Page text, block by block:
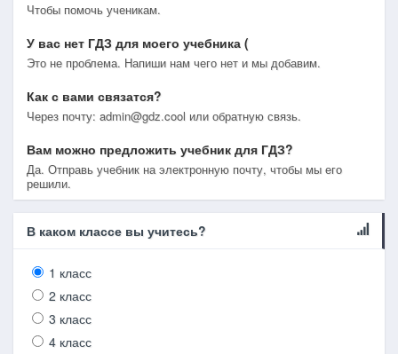
Чтобы помочь ученикам.
У вас нет ГДЗ для моего учебника (
Это не проблема. Напиши нам чего нет и мы добавим.
Как с вами связатся?
Через почту: admin@gdz.cool или обратную связь.
Вам можно предложить учебник для ГДЗ?
Да. Отправь учебник на электронную почту, чтобы мы его
решили.
В каком классе вы учитесь?
1 класс
2 класс
3 класс
4 класс